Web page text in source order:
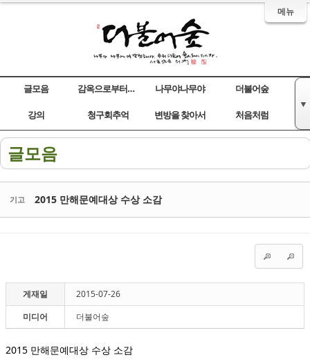
메뉴
글모음 감옥으로부터의 사색 나무야나무야 더불어숲
강의
▼
청구회추억
변방을 찾아서 처음처럼
글모음
기고 2015 만해문예대상 수상 소감
게재일
2015-07-26
미디어
더불어숲
2015 만해문예대상 수상 소감
Sketchbook5, 스케치북5
Sketchbook5, 스케치북5
Sketchbook5, 스케치북5
Sketchbook5, 스케치북5